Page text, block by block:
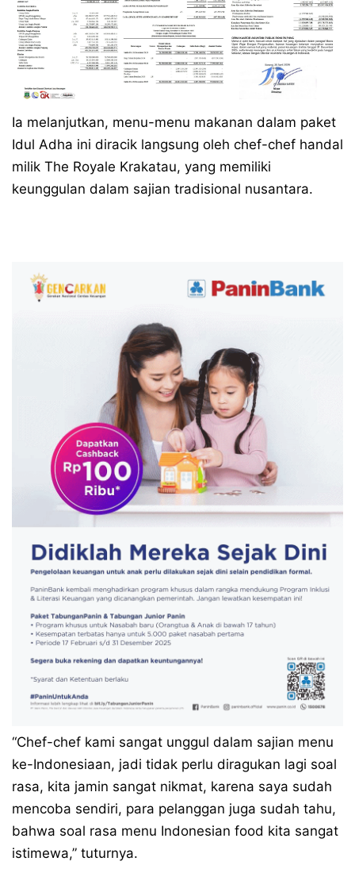
Ia melanjutkan, menu-menu makanan dalam paket
Idul Adha ini diracik langsung oleh chef-chef handal
milik The Royale Krakatau, yang memiliki
keunggulan dalam sajian tradisional nusantara.
“Chef-chef kami sangat unggul dalam sajian menu
ke-Indonesiaan, jadi tidak perlu diragukan lagi soal
rasa, kita jamin sangat nikmat, karena saya sudah
mencoba sendiri, para pelanggan juga sudah tahu,
bahwa soal rasa menu Indonesian food kita sangat
istimewa,” tuturnya.